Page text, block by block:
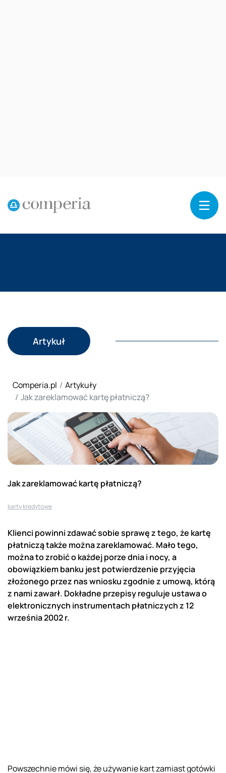
Artykuł
Comperia.pl
Artykuły
Jak zareklamować kartę płatniczą?
Jak zareklamować kartę płatniczą?
karty kredytowe
Klienci powinni zdawać sobie sprawę z tego, że kartę
płatniczą także można zareklamować. Mało tego,
można to zrobić o każdej porze dnia i nocy, a
obowiązkiem banku jest potwierdzenie przyjęcia
złożonego przez nas wniosku zgodnie z umową, którą
z nami zawarł. Dokładne przepisy reguluje ustawa o
elektronicznych instrumentach płatniczych z 12
września 2002 r.
Powszechnie mówi się, że używanie kart zamiast gotówki